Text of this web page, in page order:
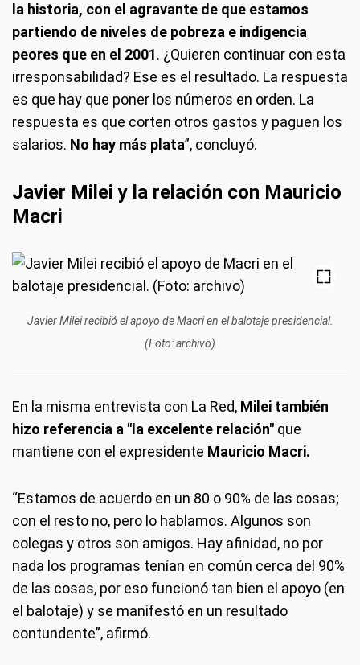
la historia, con el agravante de que estamos
partiendo de niveles de pobreza e indigencia
peores que en el 2001. ¿Quieren continuar con esta
irresponsabilidad? Ese es el resultado. La respuesta
es que hay que poner los números en orden. La
respuesta es que corten otros gastos y paguen los
salarios. No hay más plata”, concluyó.
Javier Milei y la relación con Mauricio
Macri
Javier Milei recibió el apoyo de Macri en el balotaje presidencial.
(Foto: archivo)
En la misma entrevista con La Red, Milei también
hizo referencia a "la excelente relación" que
mantiene con el expresidente Mauricio Macri.
“Estamos de acuerdo en un 80 o 90% de las cosas;
con el resto no, pero lo hablamos. Algunos son
colegas y otros son amigos. Hay afinidad, no por
nada los programas tenían en común cerca del 90%
de las cosas, por eso funcionó tan bien el apoyo (en
el balotaje) y se manifestó en un resultado
contundente”, afirmó.